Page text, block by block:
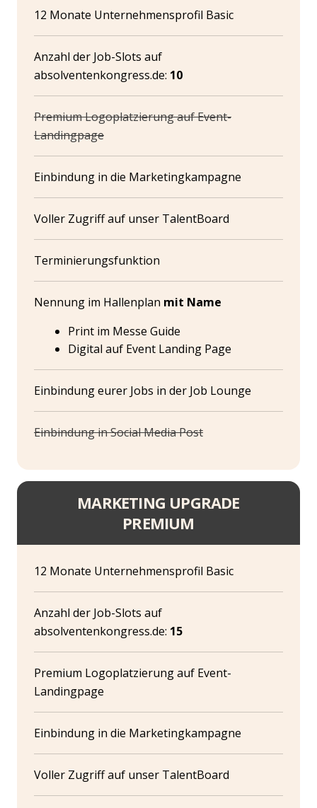
12 Monate Unternehmensprofil Basic
Anzahl der Job-Slots auf
absolventenkongress.de: 10
Premium Logoplatzierung auf Event-
Landingpage
Einbindung in die Marketingkampagne
Voller Zugriff auf unser TalentBoard
Terminierungsfunktion
Nennung im Hallenplan mit Name
Print im Messe Guide
Digital auf Event Landing Page
Einbindung eurer Jobs in der Job Lounge
Einbindung in Social Media Post
MARKETING UPGRADE
PREMIUM
12 Monate Unternehmensprofil Basic
Anzahl der Job-Slots auf
absolventenkongress.de: 15
Premium Logoplatzierung auf Event-
Landingpage
Einbindung in die Marketingkampagne
Voller Zugriff auf unser TalentBoard